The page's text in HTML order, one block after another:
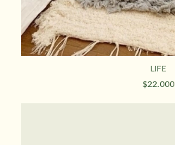
LIFE
$22.000